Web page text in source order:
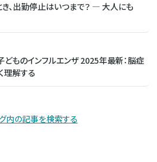
、出勤停止はいつまで？ ― 大人にも
ものインフルエンザ 2025年最新：脳症
理解する
内の記事を検索する